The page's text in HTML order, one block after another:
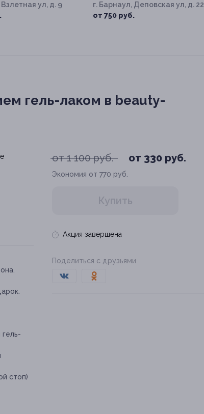
ул, д. 9
г. Барнаул, Деповская ул, д. 22
от 750 руб.
гель-лаком в beauty-
от 1 100 руб. от 330 руб.
Экономия от 770 руб.
Купить
Акция завершена
Поделиться с друзьями
стоп)